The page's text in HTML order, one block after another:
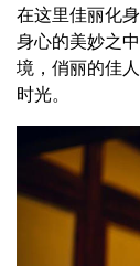
在这里佳丽化
身心的美妙之
境，俏丽的佳
时光。